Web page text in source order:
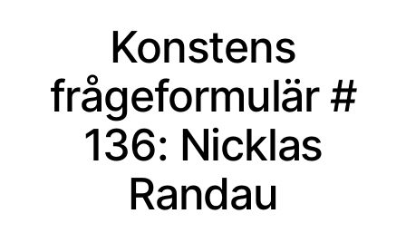
Konstens
frågeformulär #
136: Nicklas
Randau